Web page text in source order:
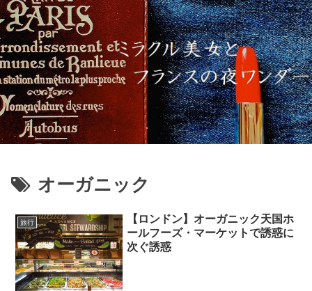
オーガニック
旅行
【ロンドン】オーガニック天国ホ
ールフーズ・マーケットで誘惑に
次ぐ誘惑